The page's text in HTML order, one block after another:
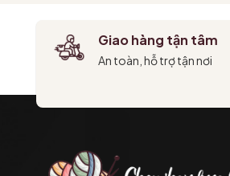
Giao hàng tận tâm
An toàn, hỗ trợ tận nơi